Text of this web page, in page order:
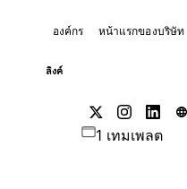
องค์กร หน้าแรกของบริษัท
ลิงค์
1 เทมเพลต